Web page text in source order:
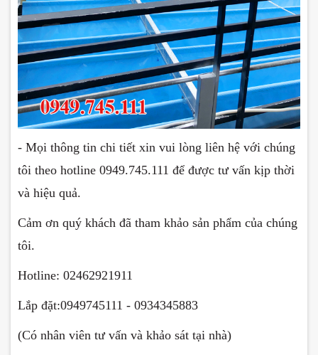
- Mọi thông tin chi tiết xin vui lòng liên hệ với chúng
tôi theo hotline 0949.745.111 để được tư vấn kịp thời
và hiệu quả.
Cảm ơn quý khách đã tham khảo sản phẩm của chúng
tôi.
Hotline: 02462921911
Lắp đặt:0949745111 - 0934345883
(Có nhân viên tư vấn và khảo sát tại nhà)